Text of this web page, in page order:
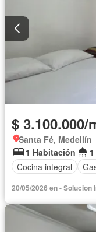
$ 3.100.000/
Santa Fé, Medellín
1 Habitación
Cocina integral
20/05/2026 en - Solucion